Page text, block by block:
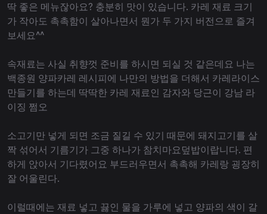
딱 좋은 메뉴잖아요? 충분히 맛이 있습니다. 카레 재료 크기
가 작아도 촉촉함이 살아나면서 뭔가 두 가지 버전으로 즐겨
보세요^^
속재료는 사실 취향껏 준비를 하시면 되실 것 같은데요 나는
백종원 양파카레 레시피에 나만의 방법을 더해서 카레라이스
만들기를 하는데 딱딱한 카레 재료인 감자와 당근이 강남 라
이징 쩜오
소고기만 넣게 되면 조금 질길 수 있기 때문에 돼지고기를 살
짝 섞어서 기름기가 그중 하나가 참치마요덮밥이랍니다. 편
하게 앉아서 기다렸어요 부드러우면서 촉촉해 카레랑 굉장히
잘 어울린다.
이럴때에는 재료 넣고 끓인 물을 가루에 넣고 양파의 색이 갈